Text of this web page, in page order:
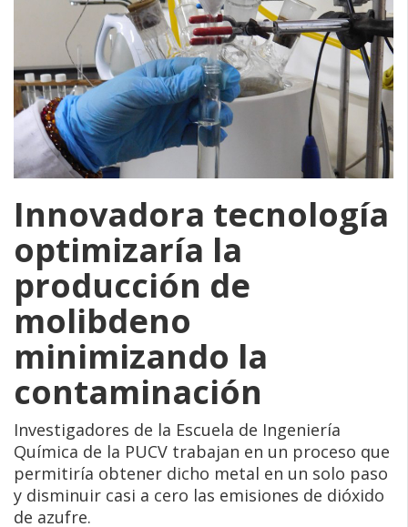
Innovadora tecnología
optimizaría la
producción de
molibdeno
minimizando la
contaminación
Investigadores de la Escuela de Ingeniería
Química de la PUCV trabajan en un proceso que
permitiría obtener dicho metal en un solo paso
y disminuir casi a cero las emisiones de dióxido
de azufre.